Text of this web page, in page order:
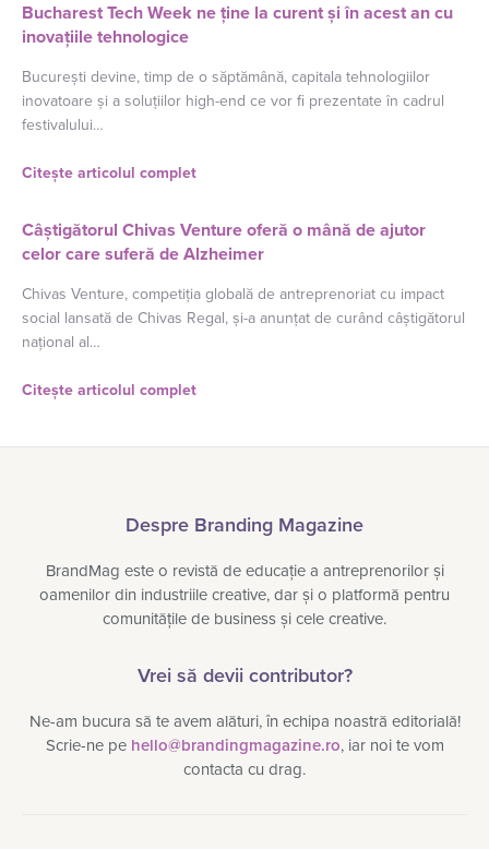
Bucharest Tech Week ne ține la curent și în acest an cu
inovațiile tehnologice
București devine, timp de o săptămână, capitala tehnologiilor
inovatoare și a soluțiilor high-end ce vor fi prezentate în cadrul
festivalului…
Citește articolul complet
Câștigătorul Chivas Venture oferă o mână de ajutor
celor care suferă de Alzheimer
Chivas Venture, competiția globală de antreprenoriat cu impact
social lansată de Chivas Regal, și-a anunțat de curând câștigătorul
național al…
Citește articolul complet
Despre Branding Magazine
BrandMag este o revistă de educație a antreprenorilor și
oamenilor din industriile creative, dar și o platformă pentru
comunitățile de business și cele creative.
Vrei să devii contributor?
Ne-am bucura să te avem alături, în echipa noastră editorială!
Scrie-ne pe hello@brandingmagazine.ro, iar noi te vom
contacta cu drag.